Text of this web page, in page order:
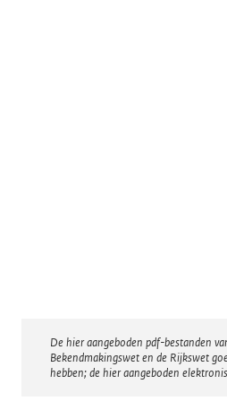
Disclaimer
De hier aangeboden pdf-bestanden
Bekendmakingswet en de Rijkswet
hebben; de hier aangeboden